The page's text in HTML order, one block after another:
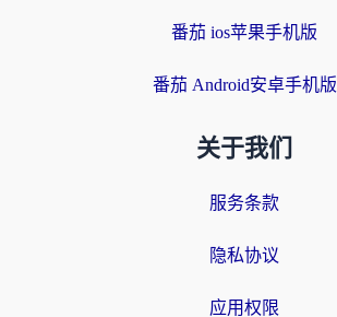
番茄 ios苹果手机版
番茄 Android安卓手机版
关于我们
服务条款
隐私协议
应用权限